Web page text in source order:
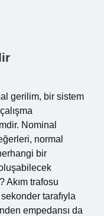
gerilim, bir sistem
Nominal
normal
bir
Akım trafosu
tarafıyla
empedansı da